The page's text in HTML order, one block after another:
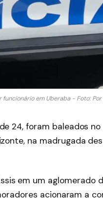
em Uberaba - Foto:
24, foram baleados
na madrugada
em um aglomerado
acionaram a